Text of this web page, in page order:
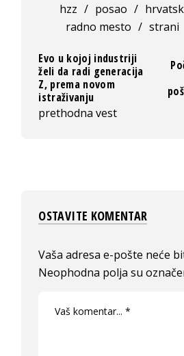
hzz / posao /
radno mesto / strani
Evo u kojoj industriji
želi da radi generacija
Z, prema novom
istraživanju
prethodna vest
OSTAVITE KOMENTAR
Vaša adresa e-pošte neće
Neophodna polja su